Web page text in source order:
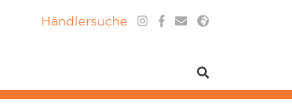
Händlersuche